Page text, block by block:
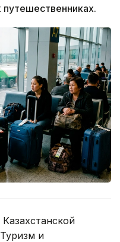
путешественниках.
и